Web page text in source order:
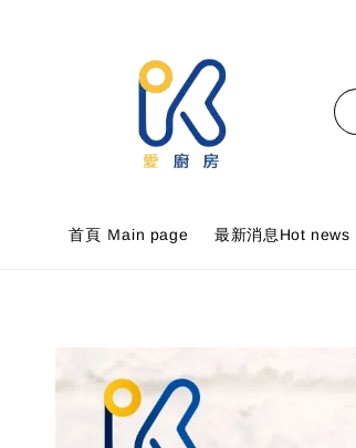
首頁 Ｍain page 最新消息Hot news